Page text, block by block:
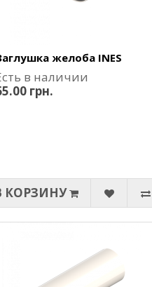
желоба INES
в наличии
грн.
КОРЗИНУ